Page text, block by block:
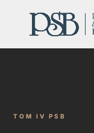
TOM IV PSB